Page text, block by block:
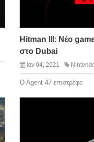
Hitman III: Νέο
στο Dubai
Ιαν 04, 2021
Ο Αgent 47 επιστρέφει